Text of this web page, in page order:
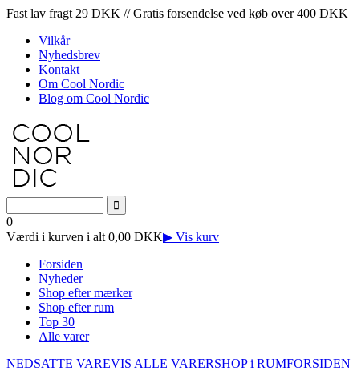
Fast lav fragt 29 DKK // Gratis forsendelse ved køb over 400 DKK
Vilkår
Nyhedsbrev
Kontakt
Om Cool Nordic
Blog om Cool Nordic
0
Værdi i kurven i alt 0,00 DKK▶ Vis kurv
Forsiden
Nyheder
Shop efter mærker
Shop efter rum
Top 30
Alle varer
NEDSATTE VAREVIS ALLE VARERSHOP i RUMFORSIDEN